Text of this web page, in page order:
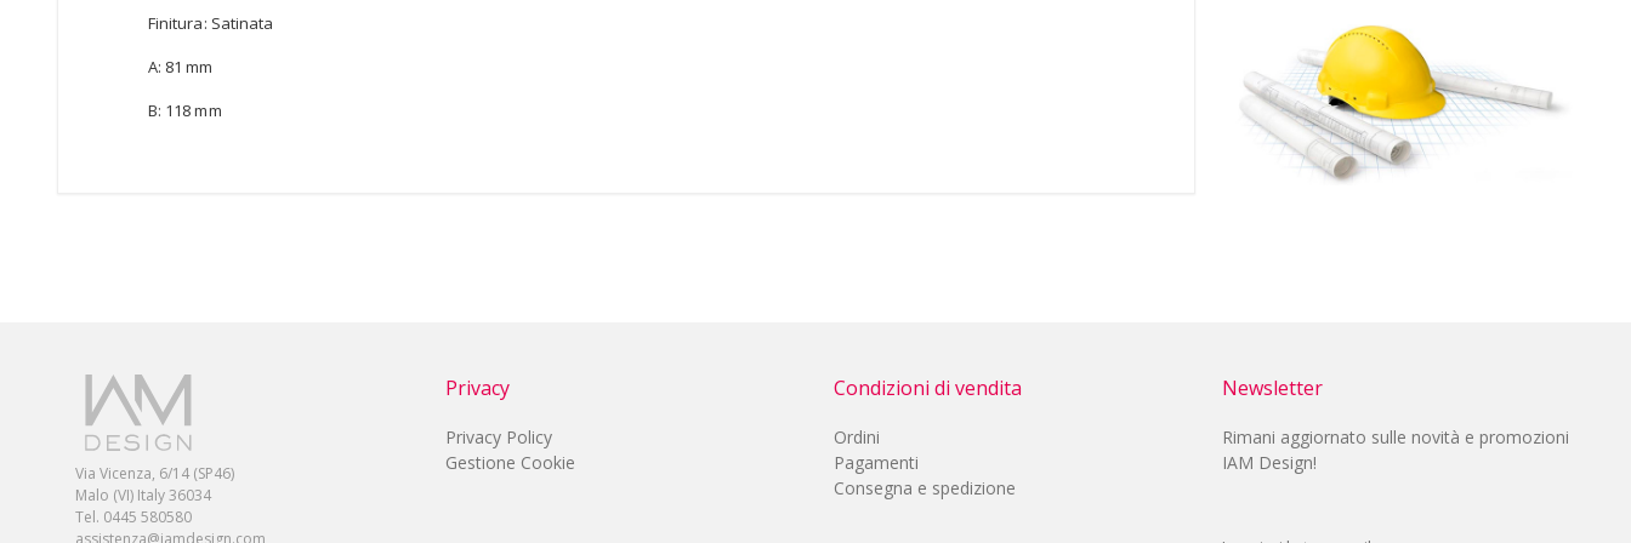
Finitura: Satinata
A: 81 mm
B: 118 mm
Via Vicenza, 6/14 (SP46)
Malo (VI) Italy 36034
Tel. 0445 580580
Privacy
Privacy Policy
Gestione Cookie
Condizioni di vendita
Ordini
Pagamenti
Consegna e spedizione
Newsletter
Rimani aggiornato sulle novità e promozioni
IAM Design!